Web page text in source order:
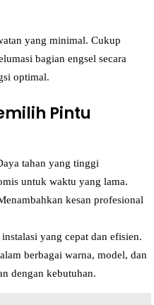
yang minimal. Cukup
bagian engsel secara
optimal.
Pintu
tahan yang tinggi
untuk waktu yang lama.
kesan profesional
instalasi yang cepat dan efisien.
berbagai warna, model, dan
dengan kebutuhan.